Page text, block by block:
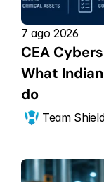
7 ago 2026
CEA
What
do
Team